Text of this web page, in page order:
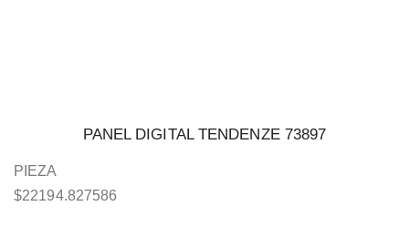
PANEL DIGITAL TENDENZE 73897
PIEZA
$22194.827586